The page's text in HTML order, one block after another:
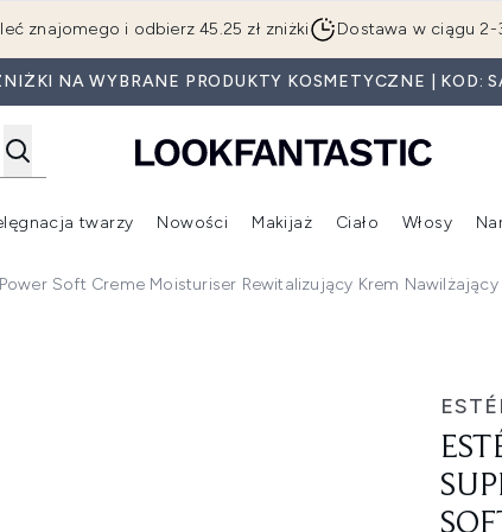
Przejdź do głównej treści
znajomego i odbierz 45.25 zł zniżki Dostawa w ciągu
NA WYBRANE PRODUKTY KOSMETYCZNE | KOD:
Wejdź do podmenu (Beauty Box)
Wejdź do podmenu (Marki)
twarzy
Wejdź do podmenu (Pielęgnacja twarzy)
Nowości
Wejdź do podmenu (Nowości)
Makijaż Ciało Włosy
Soft Creme Moisturiser Rewitalizujący Krem Nawilżający